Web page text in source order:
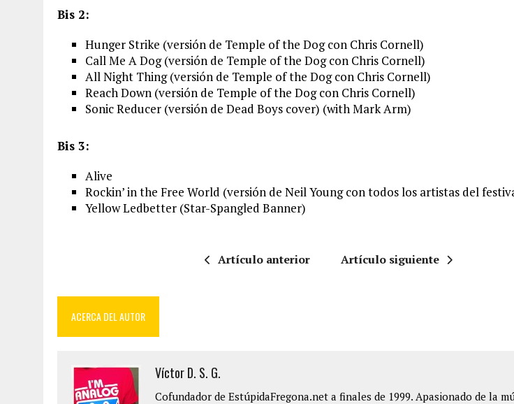
Bis 2:
Hunger Strike (versión de Temple of the Dog con Chris Cornell)
Call Me A Dog (versión de Temple of the Dog con Chris Cornell)
All Night Thing (versión de Temple of the Dog con Chris Cornell)
Reach Down (versión de Temple of the Dog con Chris Cornell)
Sonic Reducer (versión de Dead Boys cover) (with Mark Arm)
Bis 3:
Alive
Rockin’ in the Free World (versión de Neil Young con todos los artistas del
Yellow Ledbetter (Star-Spangled Banner)
Artículo anterior Artículo siguiente
ACERCA DEL AUTOR
Víctor D. S. G.
Cofundador de EstúpidaFregona.net a finales de 1999. Apasionado de la